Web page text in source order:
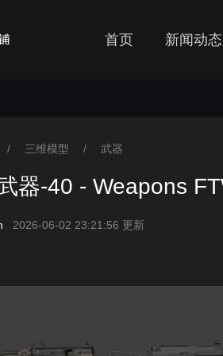
首页 新闻动态
/ 三维模型 / 武器
器-40 - Weapons
2026-06-02 23:21:56 更新